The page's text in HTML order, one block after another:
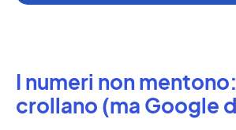
I numeri non
crollano (ma Google